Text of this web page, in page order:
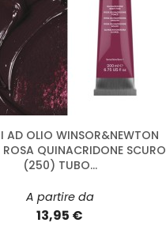
AD OLIO WINSOR&NEWTON
QUINACRIDONE SCURO
(250) TUBO...
A partire da
13,95 €